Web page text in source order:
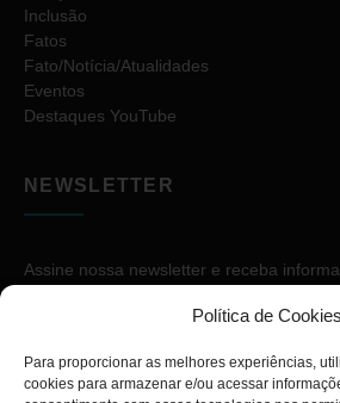
Política de Cookies
Para proporcionar as melhores experiências,
cookies para armazenar e/ou acessar
Inclusão
Fatos
Fato/Notícia/Atualidades
Eventos
Destaques YouTube
NEWSLETTER
Assine nossa newsletter e receba